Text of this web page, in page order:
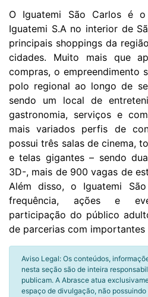
O Iguatemi São Carlos é
Iguatemi S.A no interior de
principais shoppings da
cidades. Muito mais que
compras, o empreendimento
polo regional ao longo de
sendo um local de
gastronomia, serviços e
mais variados perfis de
possui três salas de cinema,
e telas gigantes – sendo
3D-, mais de 900 vagas de
Além disso, o Iguatemi
frequência, ações e
participação do público
de parcerias com importantes
Aviso Legal: Os conteúdos,
nesta seção são de inteira
publicam. A Abrasce atua
espaço de divulgação, não